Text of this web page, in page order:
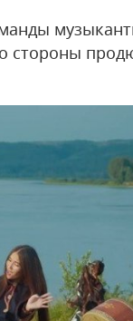
стороны